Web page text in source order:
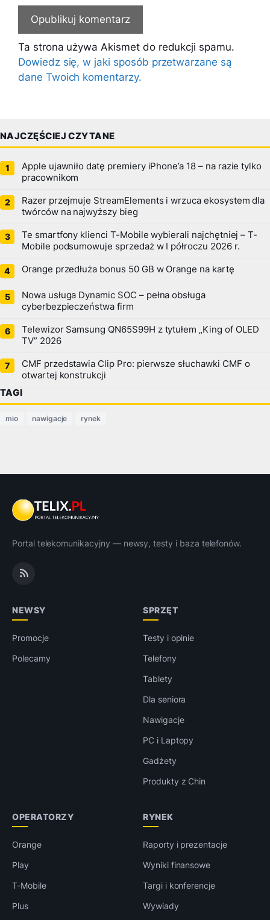
Ta strona używa Akismet do redukcji spamu.
Dowiedz się, w jaki sposób przetwarzane są
dane Twoich komentarzy.
NAJCZĘŚCIEJ CZYTANE
Apple ujawniło datę premiery iPhone’a 18 – na razie tylko
pracownikom
Razer przejmuje StreamElements i wrzuca ekosystem dla
twórców na najwyższy bieg
Te smartfony klienci T-Mobile wybierali najchętniej – T-
Mobile podsumowuje sprzedaż w I półroczu 2026 r.
Orange przedłuża bonus 50 GB w Orange na kartę
Nowa usługa Dynamic SOC – pełna obsługa
cyberbezpieczeństwa firm
Telewizor Samsung QN65S99H z tytułem „King of OLED
TV” 2026
CMF przedstawia Clip Pro: pierwsze słuchawki CMF o
otwartej konstrukcji
TAGI
mio nawigacje rynek
Portal telekomunikacyjny — newsy, testy i baza telefonów.
NEWSY
Promocje
Polecamy
SPRZĘT
Testy i opinie
Telefony
Tablety
Dla seniora
Nawigacje
PC i Laptopy
Gadżety
Produkty z Chin
OPERATORZY
Orange
Play
T-Mobile
Plus
RYNEK
Raporty i prezentacje
Wyniki finansowe
Targi i konferencje
Wywiady